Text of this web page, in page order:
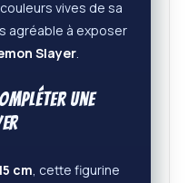
vives de sa
agréable à exposer
Slayer.
une
cm, cette figurine